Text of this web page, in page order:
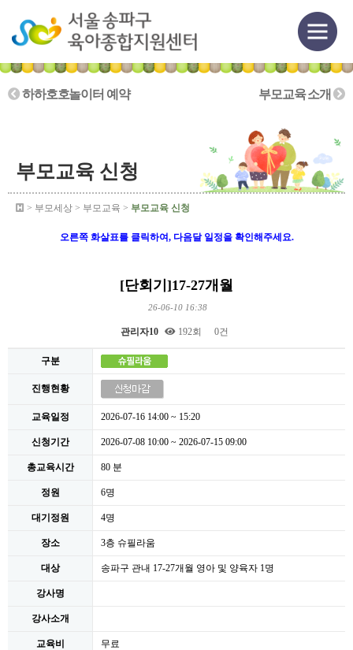
하하호호놀이터 예약 부모교육 소개
부모교육 신청
> 부모세상 > 부모교육 > 부모교육 신청
오른쪽 화살표를 클릭하여, 다음달 일정을 확인해주세요.
[단회기]17-27개월
26-06-10 16:38
관리자10 192회 0건
구분
진행현황
교육일정 2026-07-16 14:00 ~ 15:20
신청기간 2026-07-08 10:00 ~ 2026-07-15 09:00
총교육시간 80 분
정원 6명
대기정원 4명
장소 3층 슈필라움
대상 송파구 관내 17-27개월 영아 및 양육자 1명
강사명
강사소개
교육비 무료